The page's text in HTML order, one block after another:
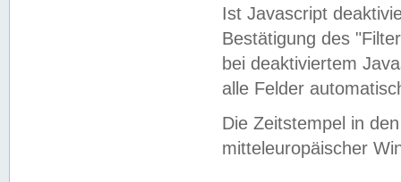
Ist Javascript
Bestätigung des
bei deaktiviertem
alle Felder
Die Zeitstempel in
mitteleuropäischer